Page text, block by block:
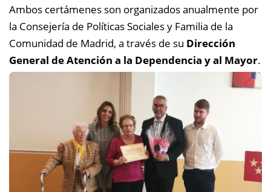
Ambos certámenes son organizados anualmente por
la Consejería de Políticas Sociales y Familia de la
Comunidad de Madrid, a través de su Dirección
General de Atención a la Dependencia y al Mayor.